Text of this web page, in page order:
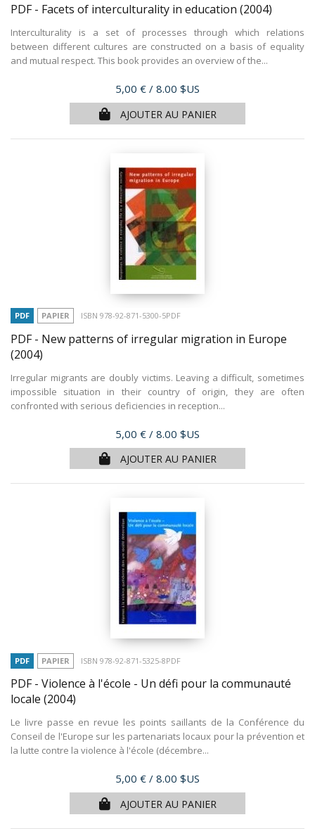
PDF - Facets of interculturality in education (2004)
Interculturality is a set of processes through which relations
between different cultures are constructed on a basis of equality
and mutual respect. This book provides an overview of the...
Prix
5,00 € / 8.00 $US
AJOUTER AU PANIER
PDF PAPIER ISBN 978-92-871-5300-5PDF
PDF - New patterns of irregular migration in Europe
(2004)
Irregular migrants are doubly victims. Leaving a difficult, sometimes
impossible situation in their country of origin, they are often
confronted with serious deficiencies in reception...
Prix
5,00 € / 8.00 $US
AJOUTER AU PANIER
PDF PAPIER ISBN 978-92-871-5325-8PDF
PDF - Violence à l'école - Un défi pour la communauté
locale (2004)
Le livre passe en revue les points saillants de la Conférence du
Conseil de l'Europe sur les partenariats locaux pour la prévention et
la lutte contre la violence à l'école (décembre...
Prix
5,00 € / 8.00 $US
AJOUTER AU PANIER